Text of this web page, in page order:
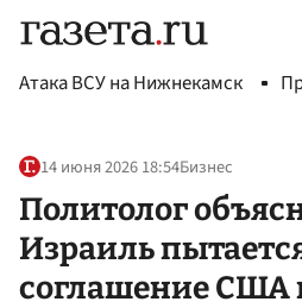
Атака ВСУ на Нижнекамск
14 июня 2026 18:54Бизнес
Политолог
Израиль
соглашение США